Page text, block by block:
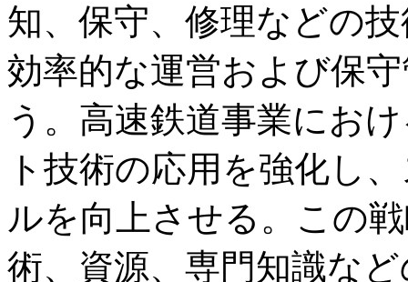
知、保守、修理などの
効率的な運営および保
う。高速鉄道事業にお
ト技術の応用を強化し
ルを向上させる。この
術、資源、専門知識な